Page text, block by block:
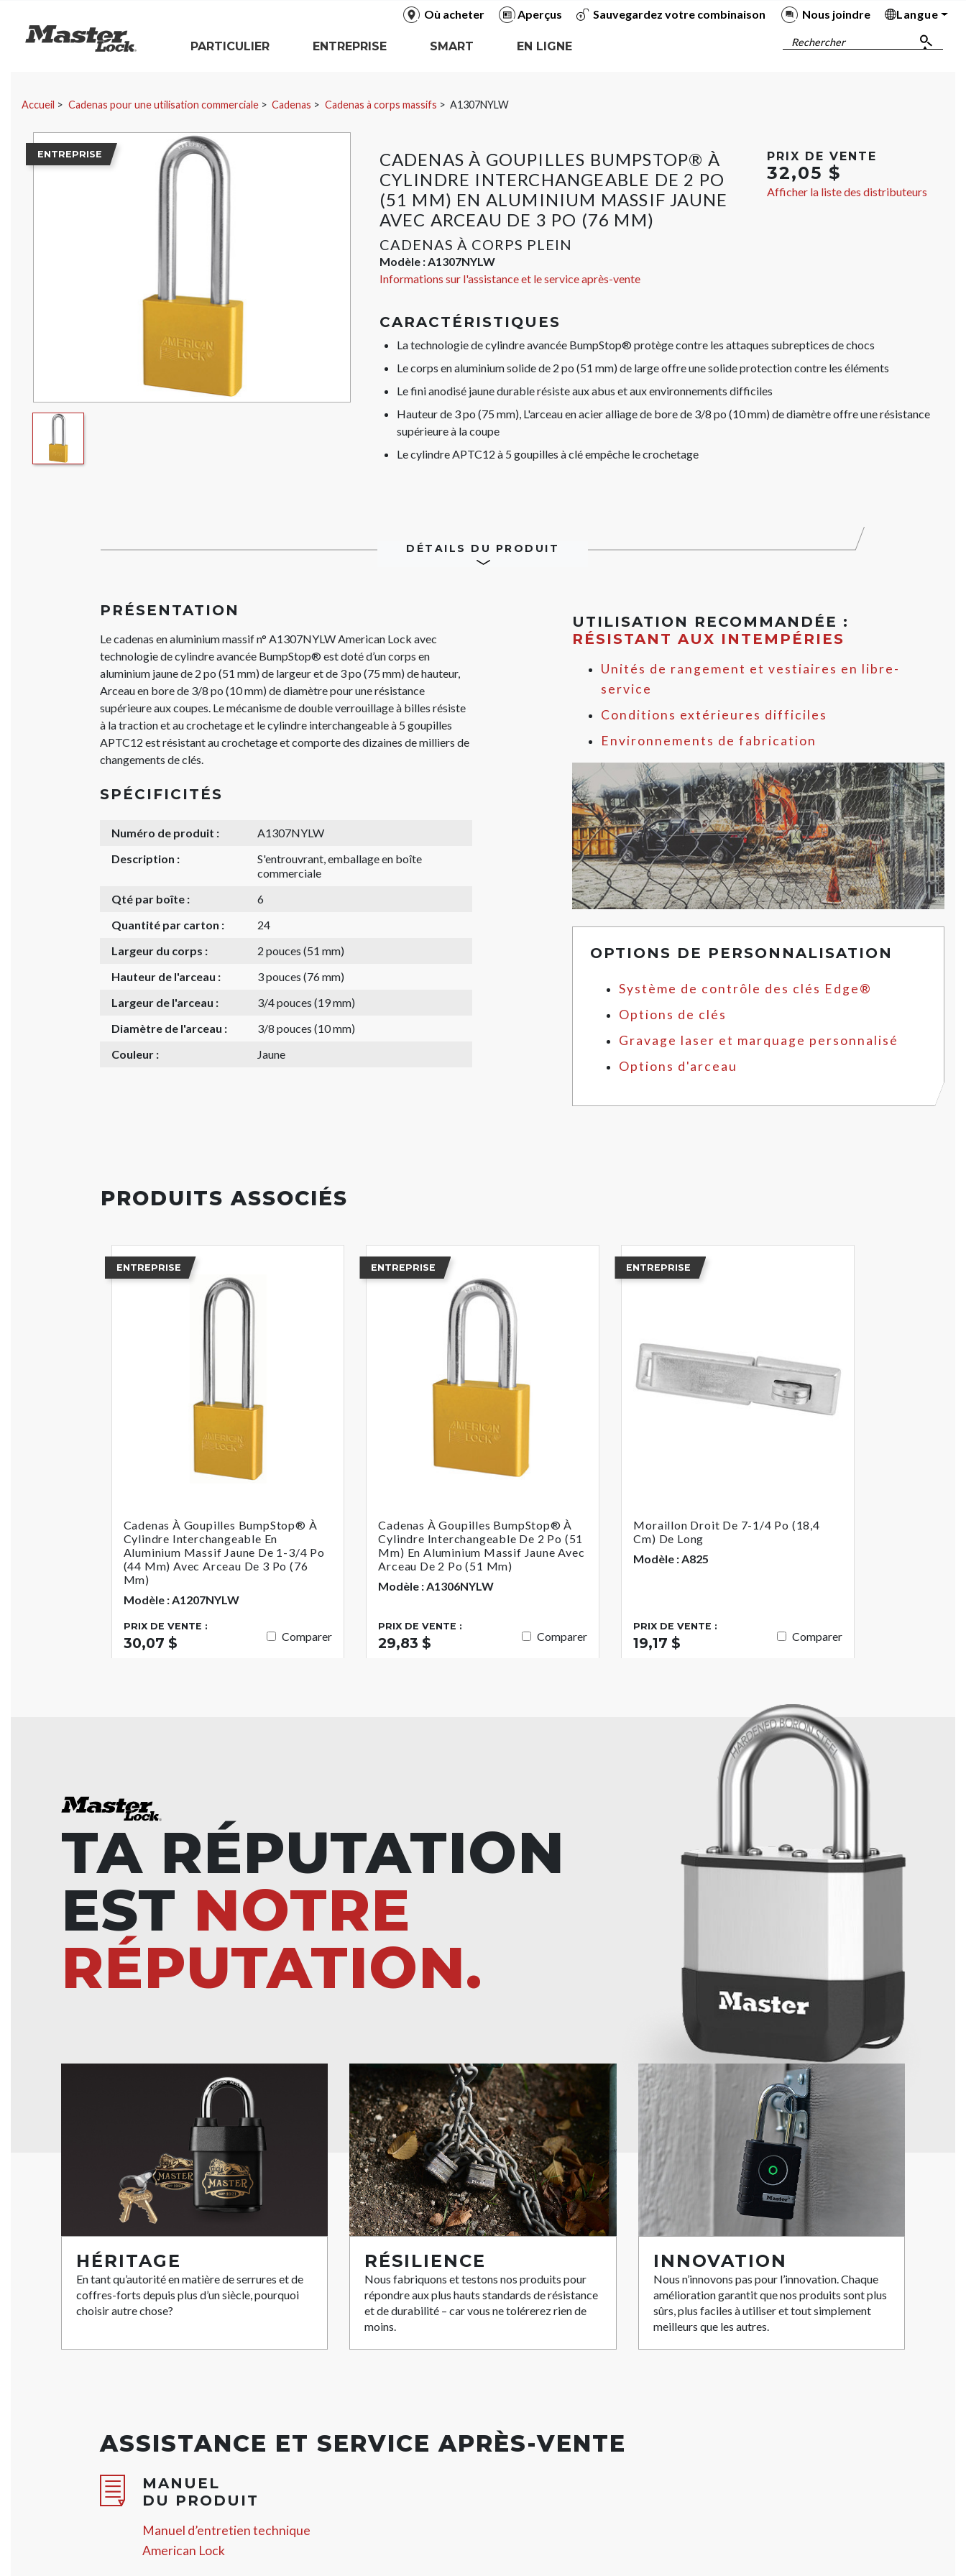
Où acheter Aperçus Sauvegardez votre combinaison Nous joindre
Langue
Master Lock
Rechercher
PARTICULIER
ENTREPRISE
SMART
EN LIGNE
Accueil Cadenas pour une utilisation commerciale Cadenas Cadenas à corps massifs A1307NYLW
CADENAS À GOUPILLES BUMPSTOP® À
CYLINDRE INTERCHANGEABLE DE 2 PO
(51 MM) EN ALUMINIUM MASSIF JAUNE
AVEC ARCEAU DE 3 PO (76 MM)
CADENAS À CORPS PLEIN
Modèle :A1307NYLW
Informations sur l'assistance et le service après-vente
ENTREPRISE PRIX DE VENTE
32,05 $
Afficher la liste des distributeurs
CARACTÉRISTIQUES
La technologie de cylindre avancée BumpStop® protège contre les attaques subreptices de chocs
Le corps en aluminium solide de 2 po (51 mm) de large offre une solide protection contre les éléments
Le fini anodisé jaune durable résiste aux abus et aux environnements difficiles
Hauteur de 3 po (75 mm), L'arceau en acier alliage de bore de 3/8 po (10 mm) de diamètre offre une résistance
supérieure à la coupe
Le cylindre APTC12 à 5 goupilles à clé empêche le crochetage
DÉTAILS DU PRODUIT
PRÉSENTATION
Le cadenas en aluminium massif n° A1307NYLW American Lock avec
technologie de cylindre avancée BumpStop® est doté d’un corps en
aluminium jaune de 2 po (51 mm) de largeur et de 3 po (75 mm) de hauteur,
Arceau en bore de 3/8 po (10 mm) de diamètre pour une résistance
supérieure aux coupes. Le mécanisme de double verrouillage à billes résiste
à la traction et au crochetage et le cylindre interchangeable à 5 goupilles
APTC12 est résistant au crochetage et comporte des dizaines de milliers de
changements de clés.
SPÉCIFICITÉS
Numéro de produit :
A1307NYLW
Description :
S'entrouvrant, emballage en boîte
commerciale
Qté par boîte :
6
Quantité par carton :
24
Largeur du corps :
2 pouces (51 mm)
Hauteur de l'arceau :
3 pouces (76 mm)
Largeur de l'arceau :
3/4 pouces (19 mm)
Diamètre de l'arceau :
3/8 pouces (10 mm)
Couleur :
Jaune
UTILISATION RECOMMANDÉE :
RÉSISTANT AUX INTEMPÉRIES
Unités de rangement et vestiaires en libre-
service
Conditions extérieures difficiles
Environnements de fabrication
OPTIONS DE PERSONNALISATION
Système de contrôle des clés Edge®
Options de clés
Gravage laser et marquage personnalisé
Options d'arceau
PRODUITS ASSOCIÉS
ENTREPRISE
Cadenas À Goupilles BumpStop® À
Cylindre Interchangeable En
Aluminium Massif Jaune De 1-3/4 Po
(44 Mm) Avec Arceau De 3 Po (76
Mm)
Modèle : A1207NYLW
PRIX DE VENTE :
30,07 $ Comparer
ENTREPRISE
Cadenas À Goupilles BumpStop® À
Cylindre Interchangeable De 2 Po (51
Mm) En Aluminium Massif Jaune Avec
Arceau De 2 Po (51 Mm)
Modèle : A1306NYLW
PRIX DE VENTE :
29,83 $ Comparer
ENTREPRISE
Moraillon Droit De 7-1/4 Po (18,4
Cm) De Long
Modèle : A825
PRIX DE VENTE :
19,17 $ Comparer
TA RÉPUTATION
EST NOTRE
RÉPUTATION.
HÉRITAGE
En tant qu’autorité en matière de serrures et de
coffres-forts depuis plus d’un siècle, pourquoi
choisir autre chose?
RÉSILIENCE
Nous fabriquons et testons nos produits pour
répondre aux plus hauts standards de résistance
et de durabilité – car vous ne tolérerez rien de
moins.
INNOVATION
Nous n’innovons pas pour l’innovation. Chaque
amélioration garantit que nos produits sont plus
sûrs, plus faciles à utiliser et tout simplement
meilleurs que les autres.
ASSISTANCE ET SERVICE APRÈS-VENTE
MANUEL
DU PRODUIT
Manuel d’entretien technique
American Lock